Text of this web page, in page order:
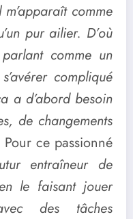
m’apparaît comme
pur ailier. D’où
comme un
compliqué
a d’abord besoin
de changements
Pour ce passionné
entraîneur de
le faisant jouer
des tâches